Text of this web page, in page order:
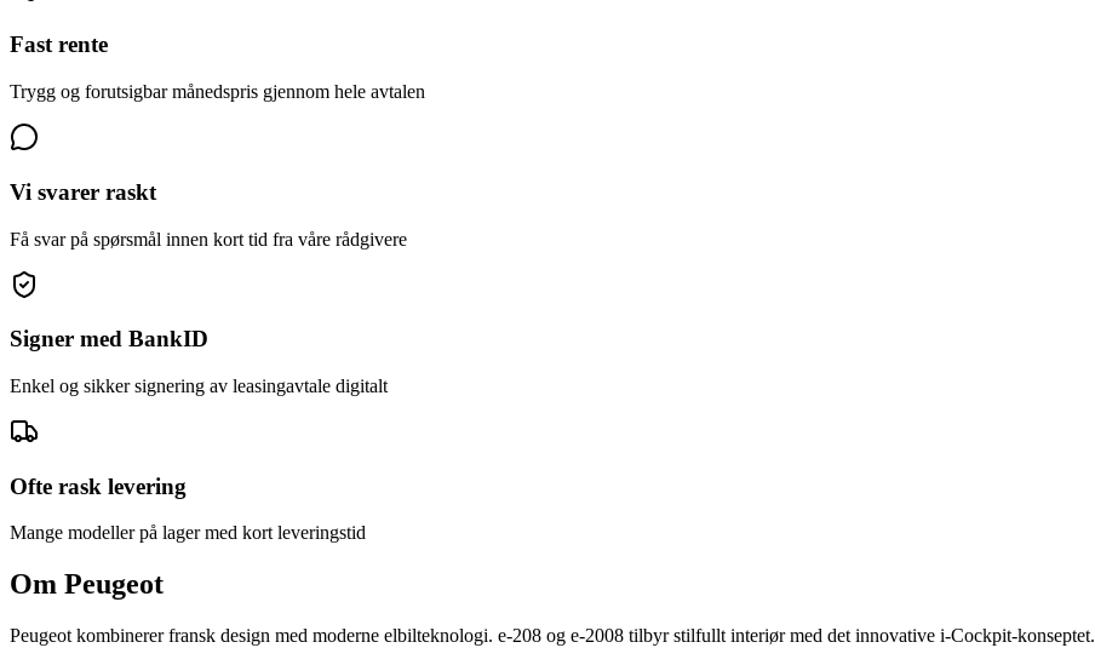
Fast rente
Trygg og forutsigbar månedspris gjennom hele avtalen
Vi svarer raskt
Få svar på spørsmål innen kort tid fra våre rådgivere
Signer med BankID
Enkel og sikker signering av leasingavtale digitalt
Ofte rask levering
Mange modeller på lager med kort leveringstid
Om Peugeot
Peugeot kombinerer fransk design med moderne elbilteknologi. e-208 og e-2008 tilbyr stilfullt interiør med det innovative i-Cockpit-konseptet.